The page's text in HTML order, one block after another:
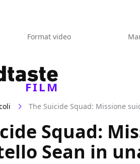
Format video
FILM
The Suicide Squad: Missione
Squad:
Sean in